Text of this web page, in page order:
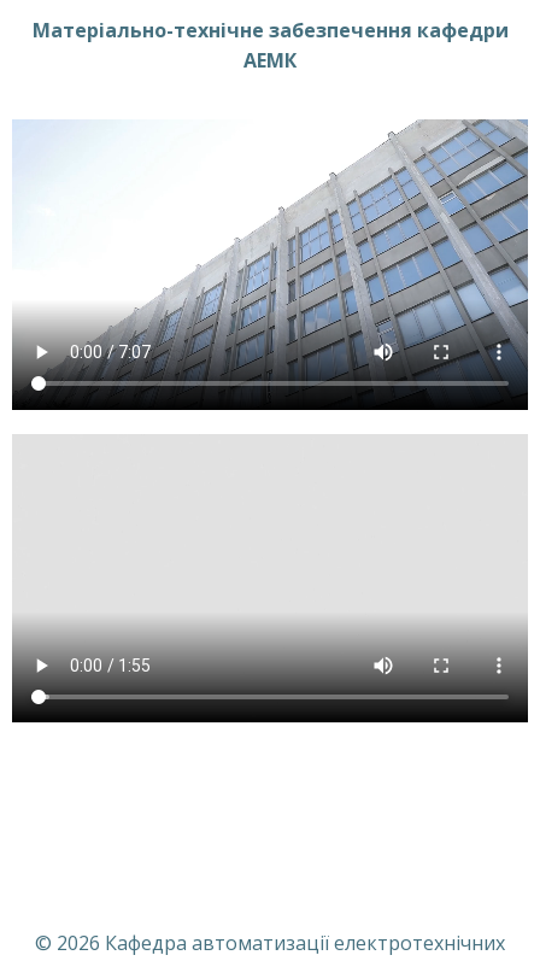
Матеріально-технічне забезпечення кафедри
АЕМК
© 2026 Кафедра автоматизації електротехнічних